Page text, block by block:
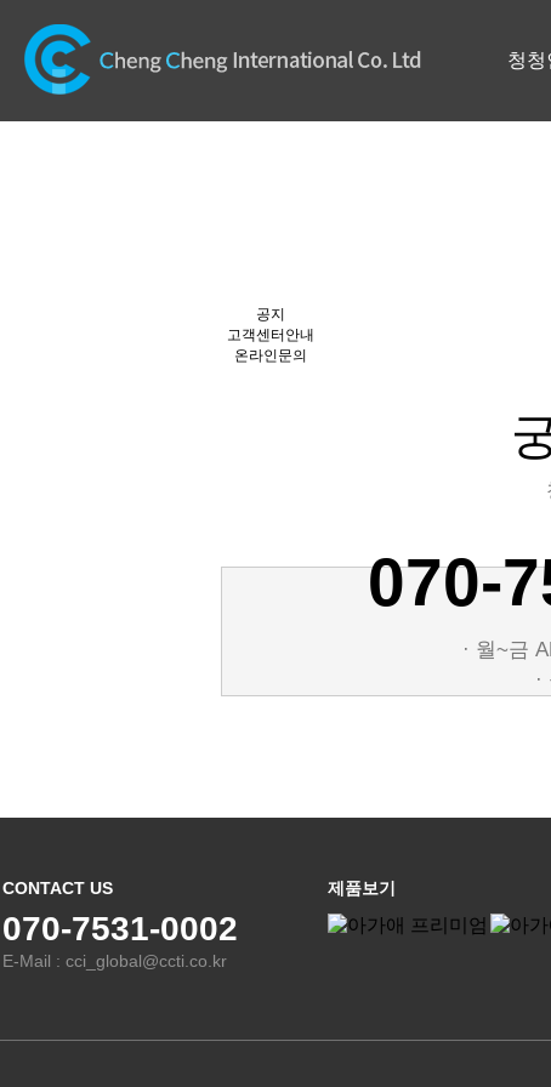
청청
공지
고객센터안내
온라인문의
070-
· 월~금
CONTACT US
070-7531-0002
E-Mail : cci_global@ccti.co.kr
제품보기